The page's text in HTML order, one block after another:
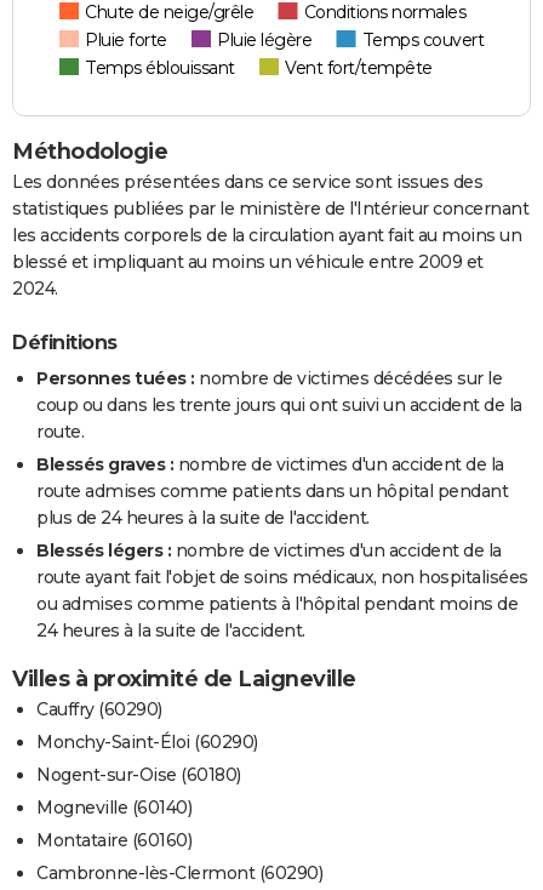
Chute de neige/grêle
Conditions normales
Pluie forte
Pluie légère
Temps couvert
Temps éblouissant
Vent fort/tempête
Méthodologie
Les données présentées dans ce service sont issues des
statistiques publiées par le ministère de l'Intérieur concernant
les accidents corporels de la circulation ayant fait au moins un
blessé et impliquant au moins un véhicule entre 2009 et
2024.
Définitions
Personnes tuées : nombre de victimes décédées sur le
coup ou dans les trente jours qui ont suivi un accident de la
route.
Blessés graves : nombre de victimes d'un accident de la
route admises comme patients dans un hôpital pendant
plus de 24 heures à la suite de l'accident.
Blessés légers : nombre de victimes d'un accident de la
route ayant fait l'objet de soins médicaux, non hospitalisées
ou admises comme patients à l'hôpital pendant moins de
24 heures à la suite de l'accident.
Villes à proximité de Laigneville
Cauffry (60290)
Monchy-Saint-Éloi (60290)
Nogent-sur-Oise (60180)
Mogneville (60140)
Montataire (60160)
Cambronne-lès-Clermont (60290)